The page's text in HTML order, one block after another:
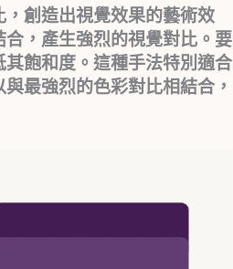
創造出視覺效果的藝術效
，產生強烈的視覺對比。要
飽和度。這種手法特別適合
最強烈的色彩對比相結合，